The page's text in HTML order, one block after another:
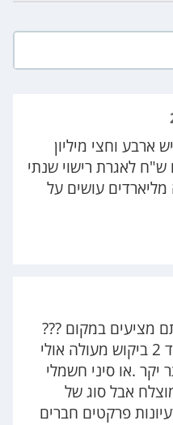
ארבע וחצי מיליון
לאגרת רישוי שנתי
עושים על
מציעים במקום ???
בגודל במרחב וכן גם בשוק יד 2 ביקוש מעולה אולי
יקר .או סיני חשמלי
אבל סוג של
פרקטים חברים